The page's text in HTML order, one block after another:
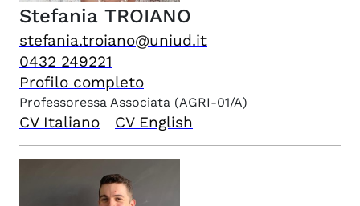
Stefania TROIANO
stefania.troiano@uniud.it
0432 249221
Profilo completo
Professoressa Associata (AGRI-01/A)
CV Italiano CV English